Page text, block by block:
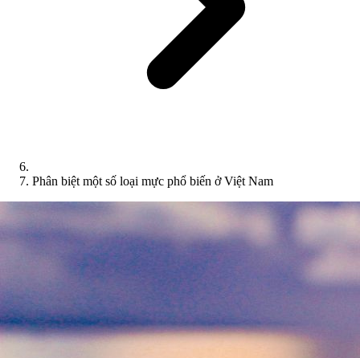
Phân biệt một số loại mực phổ biến ở Việt Nam